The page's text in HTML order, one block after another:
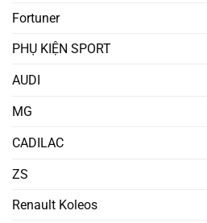
Fortuner
PHỤ KIỆN SPORT
AUDI
MG
CADILAC
ZS
Renault Koleos